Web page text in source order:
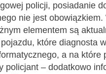
policji, posiadanie
nie jest obowiązkiem.
elementem są
które diagnosta
a na które
policjant – dodatkowo